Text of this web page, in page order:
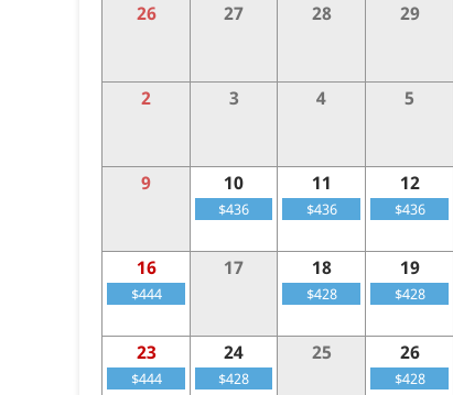
26
27 28 29
2 3 4 5
9 10
$436
11
$436
12
$436
16
$444
17 18
$428
19
$428
23
$444
24
$428
25 26
$428